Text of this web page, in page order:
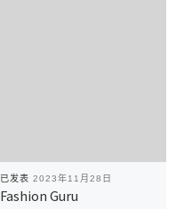
已发表 2023年11月28日
Fashion Guru